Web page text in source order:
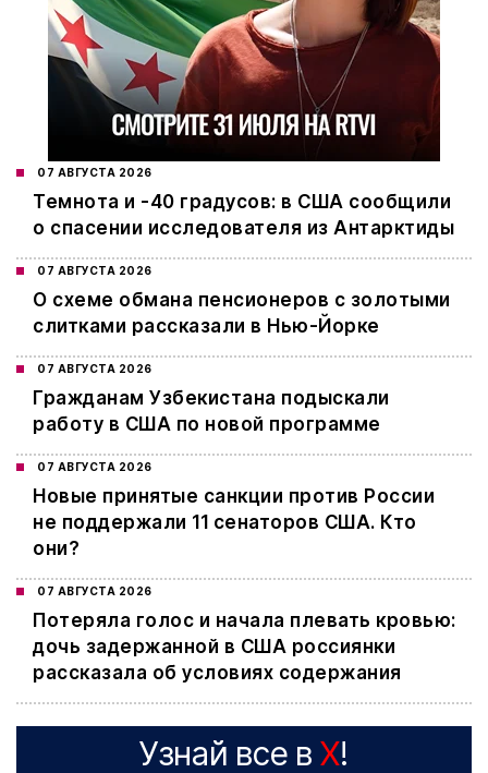
07 АВГУСТА 2026
Темнота и -40 градусов: в США сообщили
о спасении исследователя из Антарктиды
07 АВГУСТА 2026
О схеме обмана пенсионеров с золотыми
слитками рассказали в Нью-Йорке
07 АВГУСТА 2026
Гражданам Узбекистана подыскали
работу в США по новой программе
07 АВГУСТА 2026
Новые принятые санкции против России
не поддержали 11 сенаторов США. Кто
они?
07 АВГУСТА 2026
Потеряла голос и начала плевать кровью:
дочь задержанной в США россиянки
рассказала об условиях содержания
Узнай все в X!